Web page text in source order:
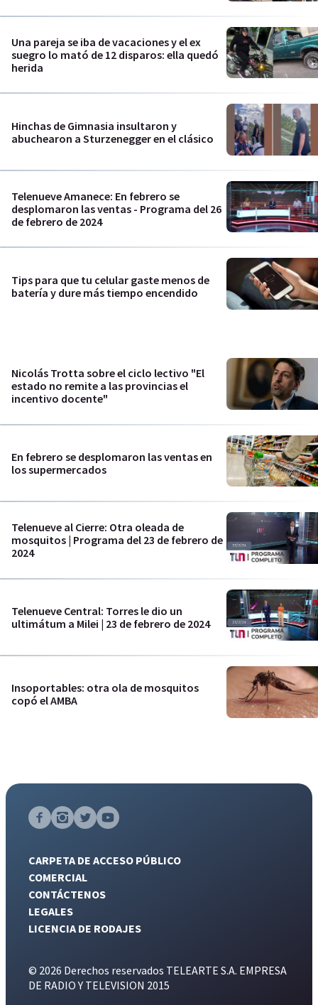
Una pareja se iba de vacaciones y el ex
suegro lo mató de 12 disparos: ella quedó
herida
Hinchas de Gimnasia insultaron y
abuchearon a Sturzenegger en el clásico
Telenueve Amanece: En febrero se
desplomaron las ventas - Programa del 26
de febrero de 2024
Tips para que tu celular gaste menos de
batería y dure más tiempo encendido
Nicolás Trotta sobre el ciclo lectivo "El
estado no remite a las provincias el
incentivo docente"
En febrero se desplomaron las ventas en
los supermercados
Telenueve al Cierre: Otra oleada de
mosquitos | Programa del 23 de febrero de
2024
Telenueve Central: Torres le dio un
ultimátum a Milei | 23 de febrero de 2024
Insoportables: otra ola de mosquitos
copó el AMBA
CARPETA DE ACCESO PÚBLICO
COMERCIAL
CONTÁCTENOS
LEGALES
LICENCIA DE RODAJES
© 2026 Derechos reservados TELEARTE S.A. EMPRESA
DE RADIO Y TELEVISION 2015